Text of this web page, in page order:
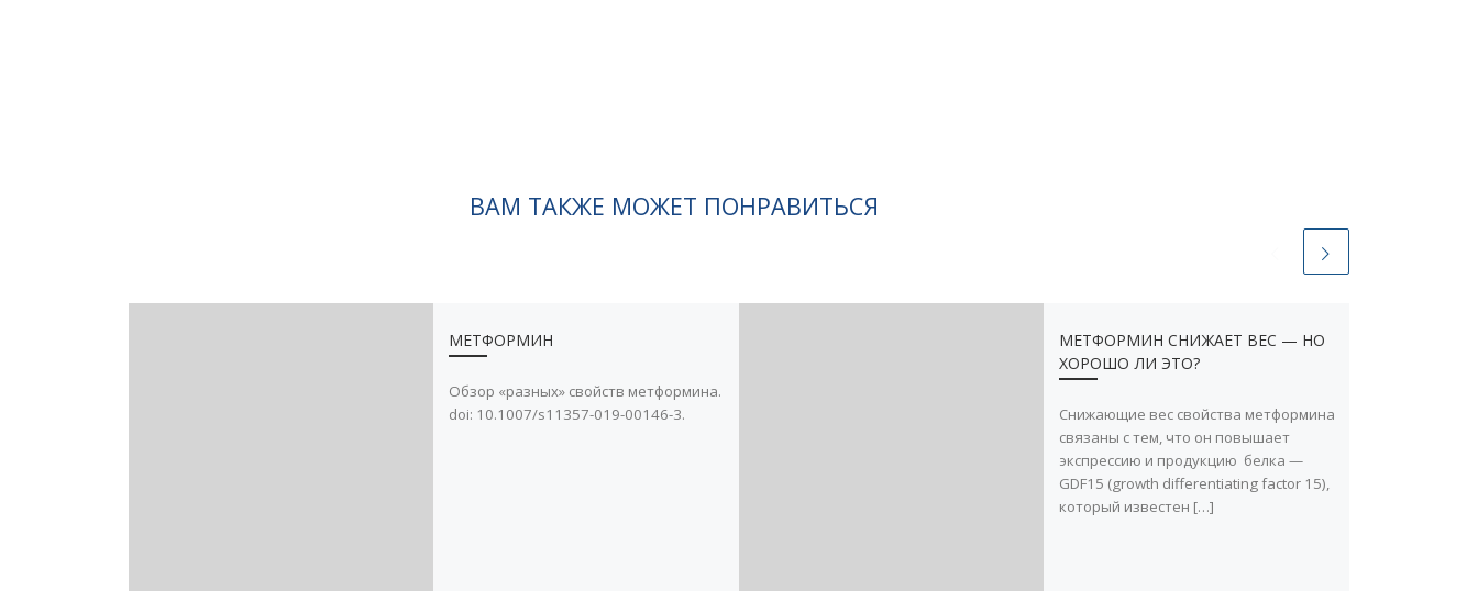
ВАМ ТАКЖЕ МОЖЕТ ПОНРАВИТЬСЯ
МЕТФОРМИН
Обзор «разных» свойств метформина.
doi: 10.1007/s11357-019-00146-3.
МЕТФОРМИН СНИЖАЕТ ВЕС — НО
ХОРОШО ЛИ ЭТО?
Снижающие вес свойства метформина
связаны с тем, что он повышает
экспрессию и продукцию белка —
GDF15 (growth differentiating factor 15),
который известен […]